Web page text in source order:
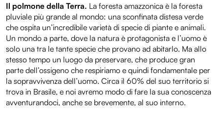
Il polmone della Terra. La foresta amazzonica è la foresta
pluviale più grande al mondo: una sconfinata distesa verde
che ospita un’incredibile varietà di specie di piante e animali.
Un mondo a parte, dove la natura è protagonista e l’uomo è
solo una tra le tante specie che provano ad abitarlo. Ma allo
stesso tempo un luogo da preservare, che produce gran
parte dell’ossigeno che respiriamo e quindi fondamentale per
la sopravvivenza dell’uomo. Circa il 60% del suo territorio si
trova in Brasile, e noi avremo modo di fare la sua conoscenza
avventurandoci, anche se brevemente, al suo interno.